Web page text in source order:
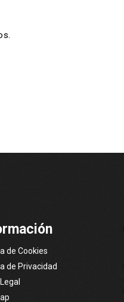
de Cookies
de Privacidad